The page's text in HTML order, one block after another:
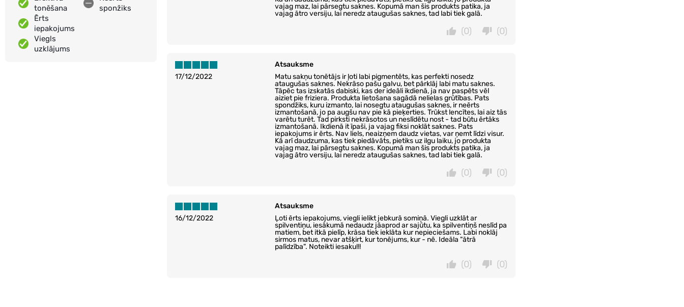
tonēšana
Ērts
iepakojums
Viegls
uzklājums
sponžiks
vajag maz, lai pārsegtu saknes. Kopumā man šis produkts patika, ja
vajag ātro versiju, lai neredz ataugušas saknes, tad labi tiek galā.
(0)
(0)
17/12/2022
Atsauksme
Matu sakņu tonētājs ir ļoti labi pigmentēts, kas perfekti nosedz
ataugušas saknes. Nekrāso pašu galvu, bet pārklāj labi matu saknes.
Tāpēc tas izskatās dabiski, kas der ideāli ikdienā, ja nav paspēts vēl
aiziet pie friziera. Produkta lietošana sagādā nelielas grūtības. Pats
spondžiks, kuru izmanto, lai nosegtu ataugušas saknes, ir neērts
izmantošanā, jo pa augšu nav pie kā pieķerties. Trūkst lencītes, lai aiz tās
varētu turēt. Tad pirksti nekrāsotos un neslīdētu nost - tad būtu ērtāks
izmantošanā. Ikdienā it īpaši, ja vajag fiksi noklāt saknes. Pats
iepakojums ir ērts. Nav liels, neaizņem daudz vietas, var ņemt līdzi visur.
Kā arī daudzuma, kas tiek piedāvāts, pietiks uz ilgu laiku, jo produkta
vajag maz, lai pārsegtu saknes. Kopumā man šis produkts patika, ja
vajag ātro versiju, lai neredz ataugušas saknes, tad labi tiek galā.
(0)
(0)
16/12/2022
Atsauksme
Ļoti ērts iepakojums, viegli ielikt jebkurā somiņā. Viegli uzklāt ar
spilventiņu, iesākumā nedaudz jāaprod ar sajūtu, ka spilventiņš neslīd pa
matiem, bet itkā pielīp, krāsa tiek ieklāta kur nepieciešams. Labi noklāj
sirmos matus, nevar atšķirt, kur tonējums, kur - nē. Ideāla "ātrā
palīdzība". Noteikti iesaku!!!
(0)
(0)